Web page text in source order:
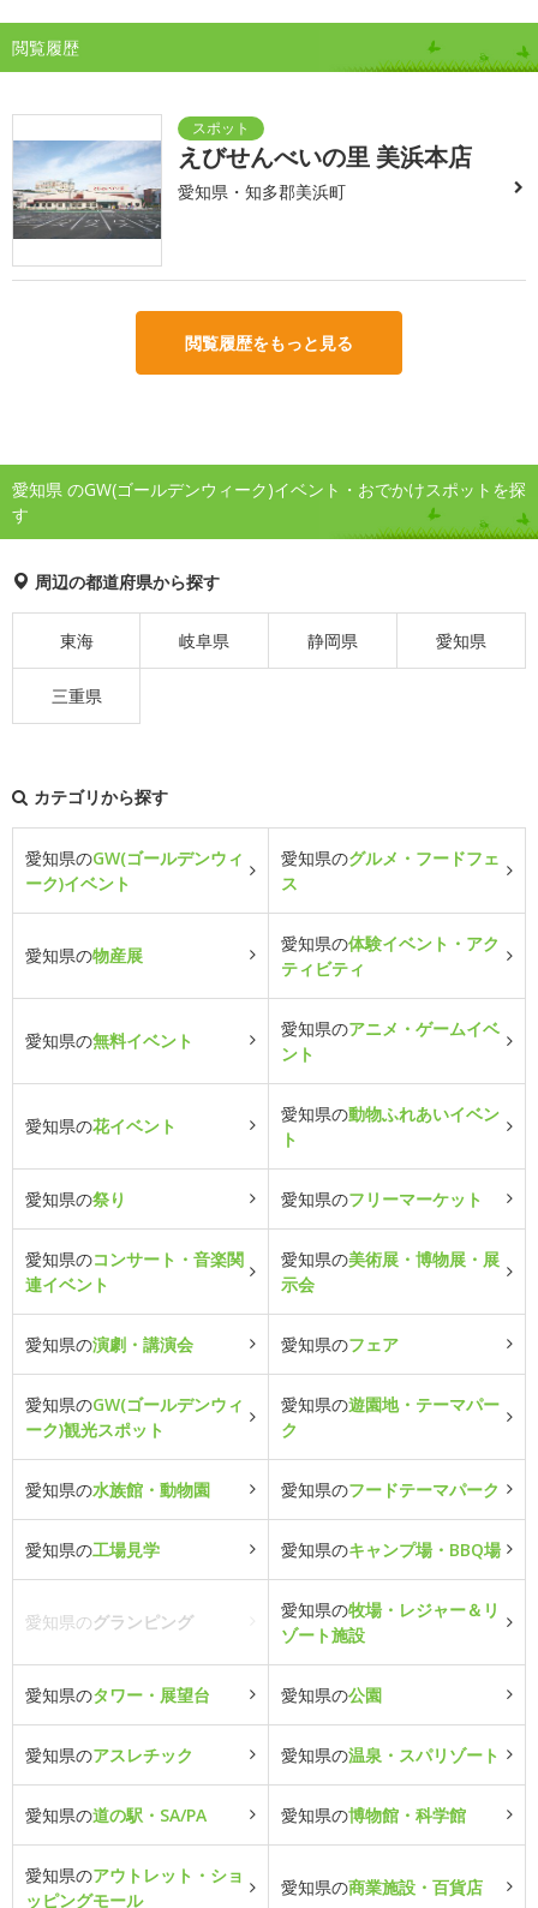
閲覧履歴
えびせんべいの里 美浜本店
愛知県・知多郡美浜町
閲覧履歴をもっと見る
愛知県 のGW(ゴールデンウィーク)イベント・おでかけスポットを探
す
周辺の都道府県から探す
東海 岐阜県 静岡県 愛知県
三重県
カテゴリから探す
愛知県のGW(ゴールデンウィ
ーク)イベント
愛知県のグルメ・フードフェ
ス
愛知県の物産展
愛知県の体験イベント・アク
ティビティ
愛知県の無料イベント
愛知県のアニメ・ゲームイベ
ント
愛知県の花イベント
愛知県の動物ふれあいイベン
ト
愛知県の祭り 愛知県のフリーマーケット
愛知県のコンサート・音楽関
連イベント
愛知県の美術展・博物展・展
示会
愛知県の演劇・講演会 愛知県のフェア
愛知県のGW(ゴールデンウィ
ーク)観光スポット
愛知県の遊園地・テーマパー
ク
愛知県の水族館・動物園 愛知県のフードテーマパーク
愛知県の工場見学 愛知県のキャンプ場・BBQ場
愛知県のグランピング
愛知県の牧場・レジャー＆リ
ゾート施設
愛知県のタワー・展望台 愛知県の公園
愛知県のアスレチック 愛知県の温泉・スパリゾート
愛知県の道の駅・SA/PA 愛知県の博物館・科学館
愛知県のアウトレット・ショ
ッピングモール
愛知県の商業施設・百貨店